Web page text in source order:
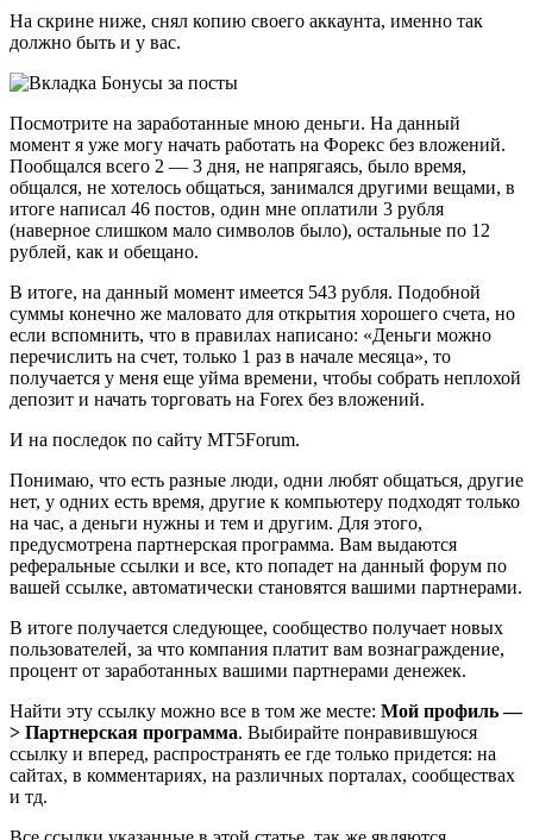
На скрине ниже, снял копию своего аккаунта, именно так
должно быть и у вас.
Посмотрите на заработанные мною деньги. На данный
момент я уже могу начать работать на Форекс без вложений.
Пообщался всего 2 — 3 дня, не напрягаясь, было время,
общался, не хотелось общаться, занимался другими вещами, в
итоге написал 46 постов, один мне оплатили 3 рубля
(наверное слишком мало символов было), остальные по 12
рублей, как и обещано.
В итоге, на данный момент имеется 543 рубля. Подобной
суммы конечно же маловато для открытия хорошего счета, но
если вспомнить, что в правилах написано: «Деньги можно
перечислить на счет, только 1 раз в начале месяца», то
получается у меня еще уйма времени, чтобы собрать неплохой
депозит и начать торговать на Forex без вложений.
И на последок по сайту MT5Forum.
Понимаю, что есть разные люди, одни любят общаться, другие
нет, у одних есть время, другие к компьютеру подходят только
на час, а деньги нужны и тем и другим. Для этого,
предусмотрена партнерская программа. Вам выдаются
реферальные ссылки и все, кто попадет на данный форум по
вашей ссылке, автоматически становятся вашими партнерами.
В итоге получается следующее, сообщество получает новых
пользователей, за что компания платит вам вознаграждение,
процент от заработанных вашими партнерами денежек.
Найти эту ссылку можно все в том же месте: Мой профиль —
> Партнерская программа. Выбирайте понравившуюся
ссылку и вперед, распространять ее где только придется: на
сайтах, в комментариях, на различных порталах, сообществах
и тд.